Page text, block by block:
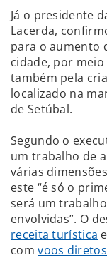
Já o presidente
Lacerda,
para o aumento
cidade, por
também pela
localizado na
de Setúbal.
Segundo o
um trabalho de
várias
este “é só o
será um
envolvidas”. O
receita turística
comvoos